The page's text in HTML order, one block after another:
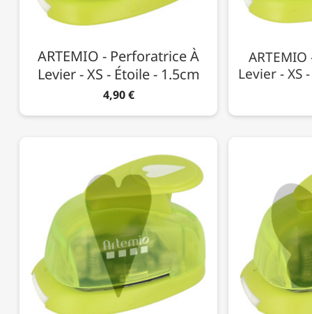
ARTEMIO - Perforatrice À
Levier - XS - Étoile - 1.5cm
4,90 €
Levier - XS